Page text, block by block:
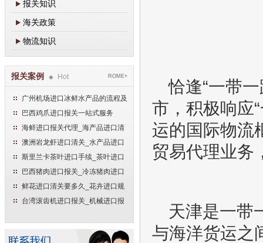
报关知识
海关政策
物流知识
报关案例 Hot ROME+
广州机场进口冰鲜水产品的流程及
手续
巴西鸡爪进口报关一站式服务
海鲜进口报关代理_海产品进口清
关流程
澳洲岩龙虾进口清关_水产品进口
报关流程
斯里兰卡茶叶进口手续_茶叶进口
清关流程
巴西猪肉进口报关_冷冻猪肉进口
流程
鲜花进口清关要多久_花卉进口规
范申报流程
台湾滚齿机进口报关_机械进口报
恰逢“一带
市，积极响应
运的国际物流
贸易代理业务
天津是一带
与海洋货运之